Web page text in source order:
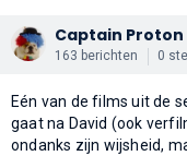
Captain Proton
163 berichten 0
Eén van de films uit de
gaat na David (ook
ondanks zijn wijsheid,